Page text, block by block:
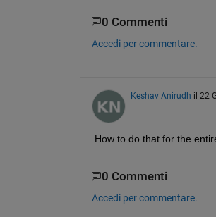
0 Commenti
Accedi per commentare.
Keshav Anirudh il 22
How to do that for the
0 Commenti
Accedi per commentare.